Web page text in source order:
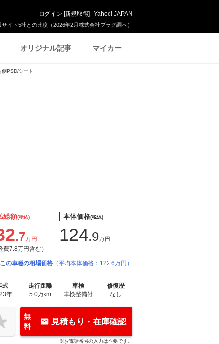
イト5社との比較（2026年2月株式会社プラグ調べ）
ログイン [新規取得] Yahoo! JAPAN
オリジナル記事 マイカー
PSD/シート
総額(税込)
.7万円
費7.8万円含む）
本体価格(税込)
124.9万円
この車種の相場価格 （平均本体価格：122.6万円）
式
年
走行距離
5.0万km
車検
車検整備付
修復歴
なし
無
料
見積もり・在庫確認
※お電話番号の入力は不要です。